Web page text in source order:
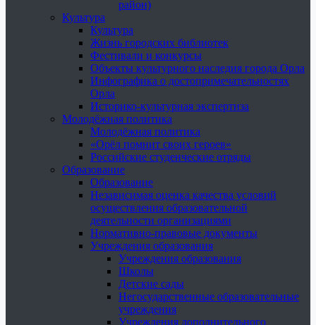
район)
Культура
Культура
Жизнь городских библиотек
Фестивали и конкурсы
Объекты культурного наследия города Орла
Инфографика о достопримечательностях
Орла
Историко-культурная экспертиза
Молодёжная политика
Молодёжная политика
«Орёл помнит своих героев»
Российские студенческие отряды
Образование
Образование
Независимая оценка качества условий
осуществления образовательной
деятельности организациями
Нормативно-правовые документы
Учреждения образования
Учреждения образования
Школы
Детские сады
Негосударственные образовательные
учреждения
Учреждения дополнительного